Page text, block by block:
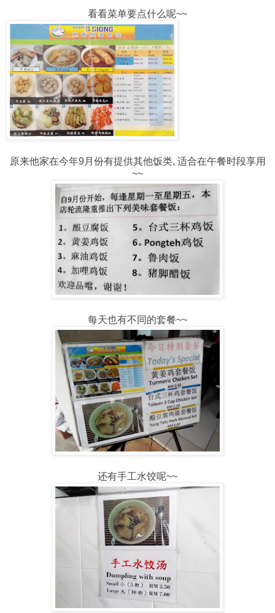
看看菜单要点什么呢~~
原来他家在今年9月份有提供其他饭类, 适合在午餐时段享用
~~
每天也有不同的套餐~~
还有手工水饺呢~~